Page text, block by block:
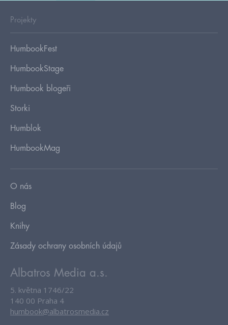
Projekty
HumbookFest
HumbookStage
Humbook blogeři
Storki
Humblok
HumbookMag
O nás
Blog
Knihy
Zásady ochrany osobních údajů
Albatros Media a.s.
5. května 1746/22
140 00 Praha 4
humbook@albatrosmedia.cz